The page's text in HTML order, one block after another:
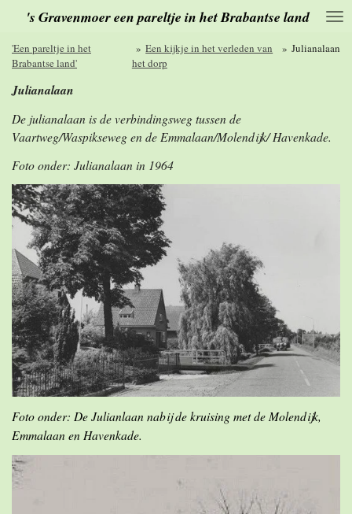
naar
de
's Gravenmoer een pareltje in het Brabantse land
'Een pareltje in het
Brabantse land'
» Een kijkje in het verleden van
het dorp
» Julianalaan
Julianalaan
De julianalaan is de verbindingsweg tussen de
Vaartweg/Waspikseweg en de Emmalaan/Molendijk/ Havenkade.
Foto onder: Julianalaan in 1964
Foto onder: De Julianlaan nabij de kruising met de Molendijk,
Emmalaan en Havenkade.